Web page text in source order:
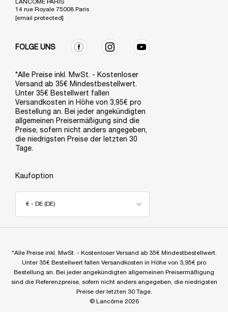
LANCOME PARIS
14 rue Royale 75008 Paris
[email protected]
FOLGE UNS
*Alle Preise inkl. MwSt. - Kostenloser
Versand ab 35€ Mindestbestellwert.
Unter 35€ Bestellwert fallen
Versandkosten in Höhe von 3,95€ pro
Bestellung an. Bei jeder angekündigten
allgemeinen Preisermäßigung sind die
Preise, sofern nicht anders angegeben,
die niedrigsten Preise der letzten 30
Tage.
Kaufoption
€ - DE (DE)
*Alle Preise inkl. MwSt. - Kostenloser Versand ab 35€ Mindestbestellwert.
Unter 35€ Bestellwert fallen Versandkosten in Höhe von 3,95€ pro
Bestellung an. Bei jeder angekündigten allgemeinen Preisermäßigung
sind die Referenzpreise, sofern nicht anders angegeben, die niedrigsten
Preise der letzten 30 Tage.
© Lancôme 2026